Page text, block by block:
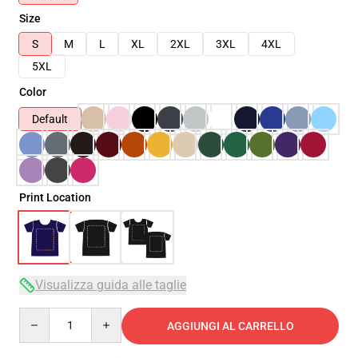
Size
S
M L XL 2XL 3XL
4XL
5XL
Color
Default
Print Location
Visualizza guida alle taglie
AGGIUNGI AL CARRELLO